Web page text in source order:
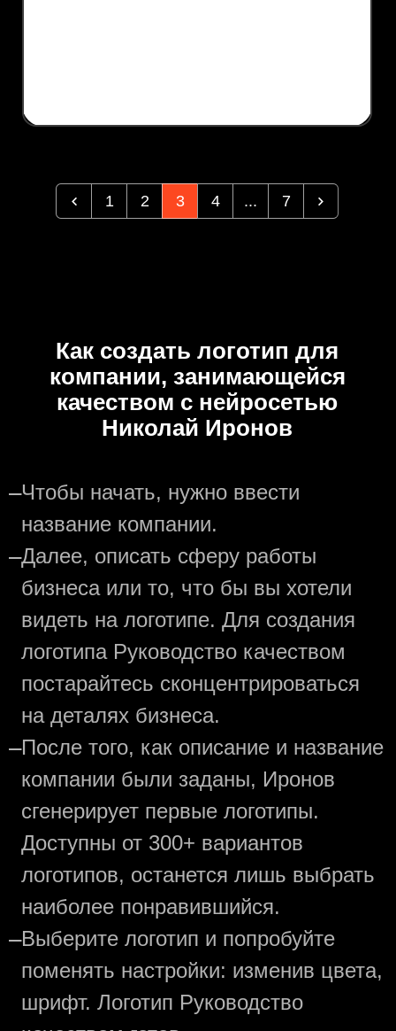
1 2 3 4 ... 7
Как создать логотип для
компании, занимающейся
качеством с нейросетью
Николай Иронов
—Чтобы начать, нужно ввести
название компании.
—Далее, описать сферу работы
бизнеса или то, что бы вы хотели
видеть на логотипе. Для создания
логотипа Руководство качеством
постарайтесь сконцентрироваться
на деталях бизнеса.
—После того, как описание и название
компании были заданы, Иронов
сгенерирует первые логотипы.
Доступны от 300+ вариантов
логотипов, останется лишь выбрать
наиболее понравившийся.
—Выберите логотип и попробуйте
поменять настройки: изменив цвета,
шрифт. Логотип Руководство